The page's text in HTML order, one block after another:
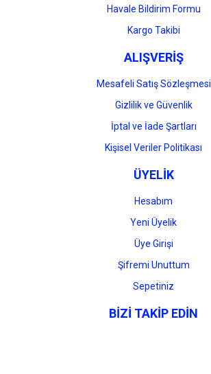
Gönder
Havale Bildirim Formu
Kargo Takibi
ALIŞVERİŞ
Mesafeli Satış Sözleşmesi
Gizlilik ve Güvenlik
İptal ve İade Şartları
Kişisel Veriler Politikası
ÜYELİK
Hesabım
Yeni Üyelik
Üye Girişi
Şifremi Unuttum
Sepetiniz
BİZİ TAKİP EDİN